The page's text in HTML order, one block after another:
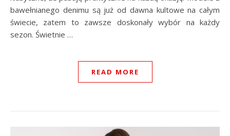
bawełnianego denimu są już od dawna kultowe na całym
świecie, zatem to zawsze doskonały wybór na każdy
sezon. Świetnie …
READ MORE